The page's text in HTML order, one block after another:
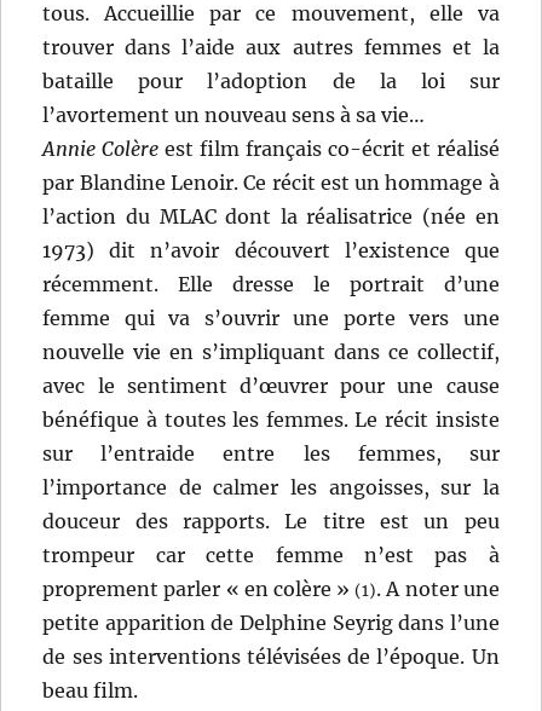
tous. Accueillie par ce mouvement, elle va
trouver dans l’aide aux autres femmes et la
bataille pour l’adoption de la loi sur
l’avortement un nouveau sens à sa vie…
Annie Colère est film français co-écrit et réalisé
par Blandine Lenoir. Ce récit est un hommage à
l’action du MLAC dont la réalisatrice (née en
1973) dit n’avoir découvert l’existence que
récemment. Elle dresse le portrait d’une
femme qui va s’ouvrir une porte vers une
nouvelle vie en s’impliquant dans ce collectif,
avec le sentiment d’œuvrer pour une cause
bénéfique à toutes les femmes. Le récit insiste
sur l’entraide entre les femmes, sur
l’importance de calmer les angoisses, sur la
douceur des rapports. Le titre est un peu
trompeur car cette femme n’est pas à
proprement parler « en colère »(1). A noter une
petite apparition de Delphine Seyrig dans l’une
de ses interventions télévisées de l’époque. Un
beau film.